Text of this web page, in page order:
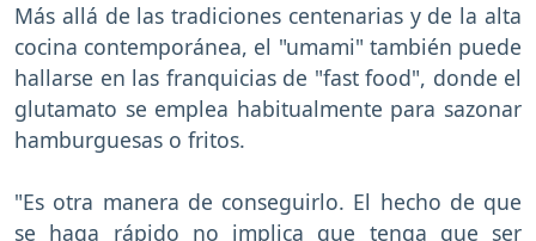
Más allá de las tradiciones centenarias y de la alta
cocina contemporánea, el "umami" también puede
hallarse en las franquicias de "fast food", donde el
glutamato se emplea habitualmente para sazonar
hamburguesas o fritos.
"Es otra manera de conseguirlo. El hecho de que
se haga rápido no implica que tenga que ser